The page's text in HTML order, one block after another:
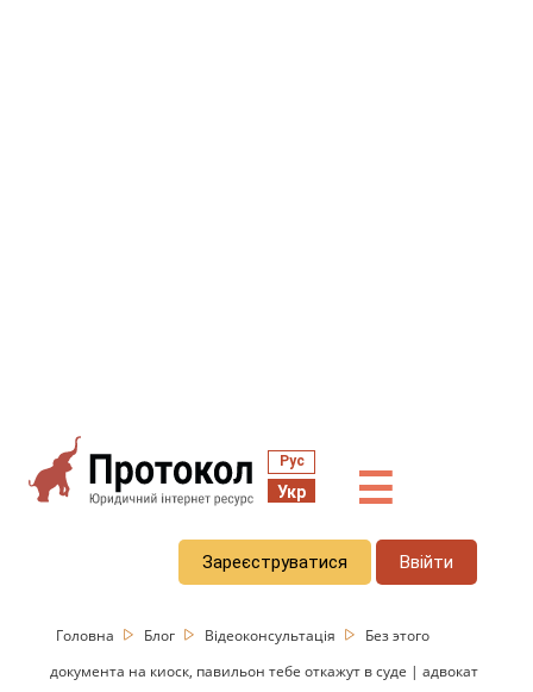
Рус
Укр ☰
Зареєструватися Ввійти
Головна Блог Відеоконсультація
Без этого
документа на киоск, павильон тебе откажут в суде | адвокат